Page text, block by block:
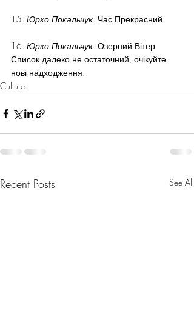
15. Юрко Покальчук. Час Прекрасний
16. Юрко Покальчук. Озерний Вітер
Список далеко не остаточний, очікуйте
нові надходження.
Culture
Recent Posts See All